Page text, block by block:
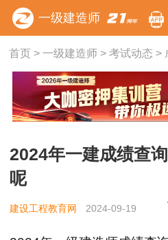
一级建造师
首页> 一级建造师> 考试动态 >
2024年一建成绩查
呢
建设工程教育网 2024-09-19